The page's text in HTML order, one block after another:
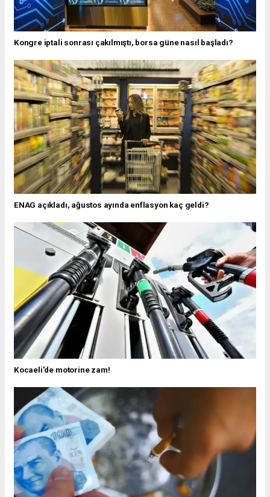
Kongre iptali sonrası çakılmıştı, borsa güne nasıl başladı?
ENAG açıkladı, ağustos ayında enflasyon kaç geldi?
Kocaeli'de motorine zam!